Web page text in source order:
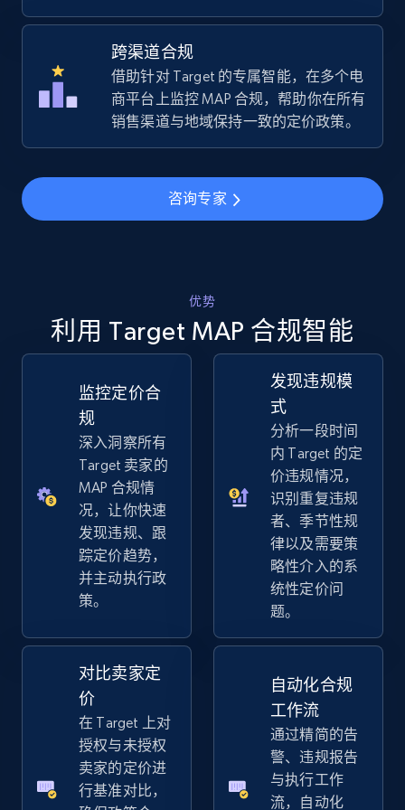
Amazon sellers info
Seller id, URL, Seller name, Description, Detailed
info, Stars, Feedbacks, Return policy, and more.
Seller reviews, Breadcrumbs, Root category, and
more.
立即开始
eBay - Gather data on products using
specified keywords
URL, Product id, Title, Seller name, Seller rating,
Seller reviews, Breadcrumbs, Root category, and
more.
2.5K+ 立即开始
eBay - Collect products from shops on eBay
URL, Product id, Title, Seller name, Seller rating,
Seller reviews, Breadcrumbs, Root category, and
more.
2.5K+ 359+ 立即开始
跨渠道合规
借助针对 Target 的专属智能，在多个电
商平台上监控 MAP 合规，帮助你在所有
销售渠道与地域保持一致的定价政策。
咨询专家
优势
利用 Target MAP 合规智能
监控定价合
规
深入洞察所有
Target 卖家的
MAP 合规情
况，让你快速
发现违规、跟
踪定价趋势，
并主动执行政
策。
发现违规模
式
分析一段时间
内 Target 的定
价违规情况，
识别重复违规
者、季节性规
律以及需要策
略性介入的系
统性定价问
题。
对比卖家定
价
在 Target 上对
授权与未授权
卖家的定价进
行基准对比，
自动化合规
工作流
通过精简的告
警、违规报告
与执行工作
流，自动化